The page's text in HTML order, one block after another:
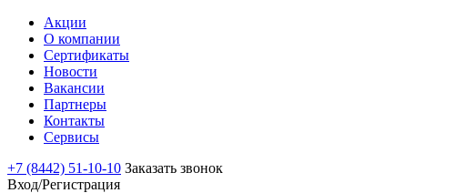
Акции
О компании
Сертификаты
Новости
Вакансии
Партнеры
Контакты
Сервисы
+7 (8442) 51-10-10 Заказать звонок
Вход/Регистрация